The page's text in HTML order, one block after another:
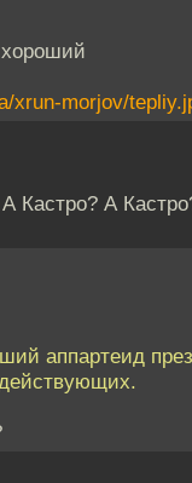
хороший
xrun-morjov/
Кастро? А
аппартеид